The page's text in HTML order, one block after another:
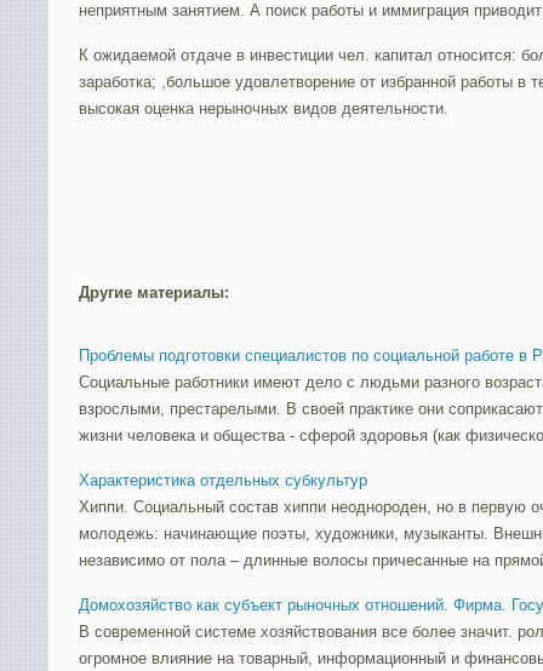
неприятным занятием. А поиск работы и иммиграция
К ожидаемой отдаче в инвестиции чел. капитал относится:
заработка; ,большое удовлетворение от избранной работы в
высокая оценка нерыночных видов деятельности.
Другие материалы:
Проблемы подготовки специалистов по социальной работе в
Социальные работники имеют дело с людьми разного
взрослыми, престарелыми. В своей практике они
жизни человека и общества - сферой здоровья (как
Характеристика отдельных субкультур
Хиппи. Социальный состав хиппи неоднороден, но в первую
молодежь: начинающие поэты, художники, музыканты.
независимо от пола – длинные волосы причесанные на
Домохозяйство как субъект рыночных отношений. Фирма.
В современной системе хозяйствования все более значит.
огромное влияние на товарный, информационный и